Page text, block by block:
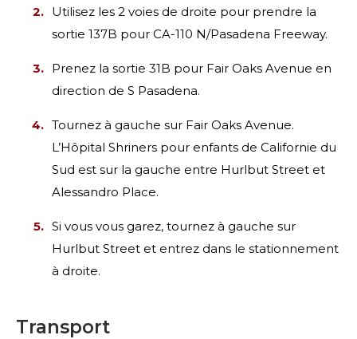
Utilisez les 2 voies de droite pour prendre la
sortie 137B pour CA-110 N/Pasadena Freeway.
Prenez la sortie 31B pour Fair Oaks Avenue en
direction de S Pasadena.
Tournez à gauche sur Fair Oaks Avenue.
L’Hôpital Shriners pour enfants de Californie du
Sud est sur la gauche entre Hurlbut Street et
Alessandro Place.
Si vous vous garez, tournez à gauche sur
Hurlbut Street et entrez dans le stationnement
à droite.
Transport